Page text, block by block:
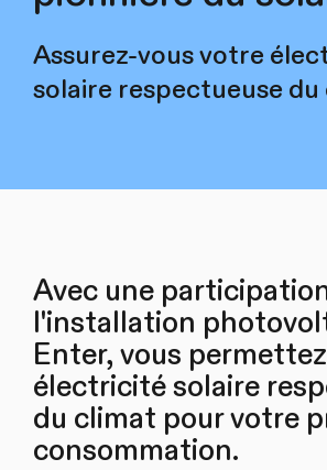
Assurez-vous votre
solaire respectueuse du
Avec une
l'installation
Enter, vous
électricité solaire
du climat pour votre
consommation.